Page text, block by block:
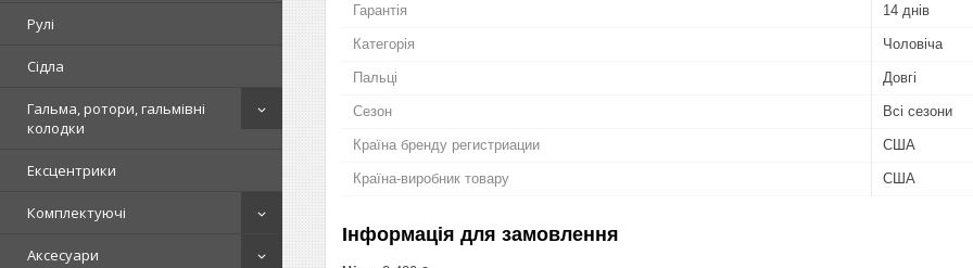
Рулі
Сідла
Гальма, ротори, гальмівні
колодки
Ексцентрики
Комплектуючі
Аксесуари
Гарантія 14 днів
Категорія Чоловіча
Пальці Довгі
Сезон Всі сезони
Країна бренду регистриации США
Країна-виробник товару США
Інформація для замовлення